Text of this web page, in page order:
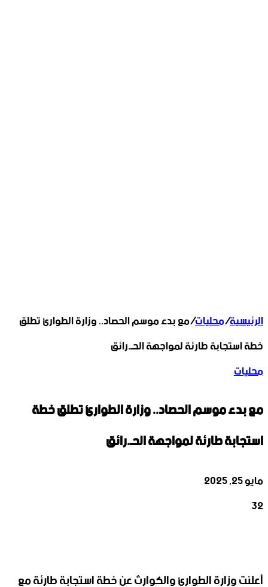
الرئيسية/محليات/مع بدء موسم الحصاد.. وزارة الطوارئ تطلق
خطة استجابة طارئة لمواجهة الحـ.رائق
محليات
مع بدء موسم الحصاد.. وزارة الطوارئ تطلق خطة
استجابة طارئة لمواجهة الحـ.رائق
مايو 25, 2025
32
أعلنت وزارة الطوارئ والكوارث عن خطة استجابة طارئة مع